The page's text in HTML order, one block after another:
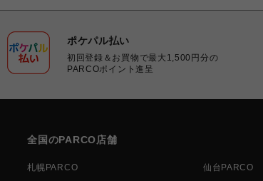
ポケパル払い
初回登録＆お買物で最大1,500円分の
PARCOポイント進呈
全国のPARCO店舗
札幌PARCO 仙台PARCO